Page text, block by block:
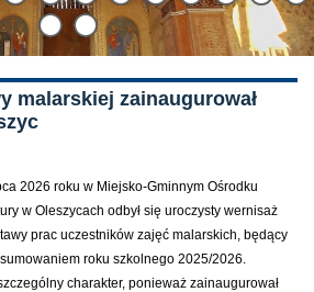
malarskiej zainaugurował
2026 roku w Miejsko-Gminnym Ośrodku
w Oleszycach odbył się uroczysty wernisaż
prac uczestników zajęć malarskich, będący
roku szkolnego 2025/2026.
charakter, ponieważ zainaugurował